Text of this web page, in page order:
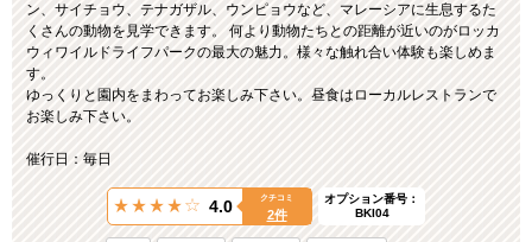
ン、サイチョウ、テナガザル、ウンピョウなど、マレーシアに生息するた
くさんの動物を見学できます。 何より動物たちとの距離が近いのがロッカ
ウィワイルドライフパークの最大の魅力。様々な触れ合い体験も楽しめま
す。
ゆっくりと園内をまわってお楽しみ下さい。昼食はローカルレストランで
お楽しみ下さい。
催行日：毎日
4.0 クチコミ
2件
オプション番号：
BKI04